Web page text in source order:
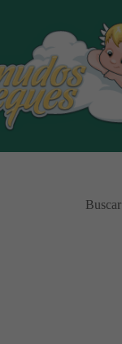
Buscar